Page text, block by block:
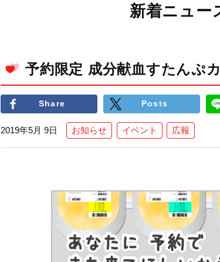
新着ニュー
予約限定 成分献血すたんぷ
Share Posts
2019年5月 9日 お知らせ イベント 広報